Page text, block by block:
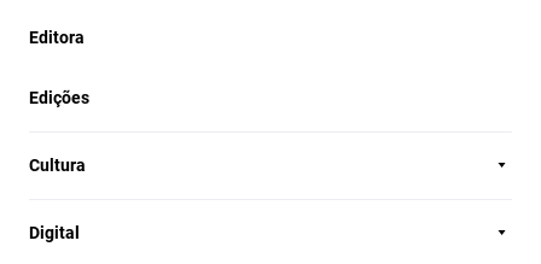
Editora
Edições
Cultura
Digital